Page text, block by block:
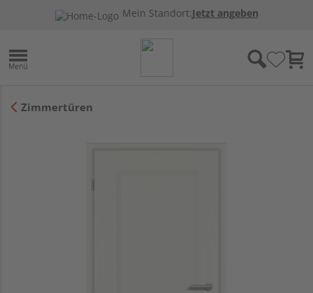
Mein Standort:Jetzt angeben
Zimmertüren